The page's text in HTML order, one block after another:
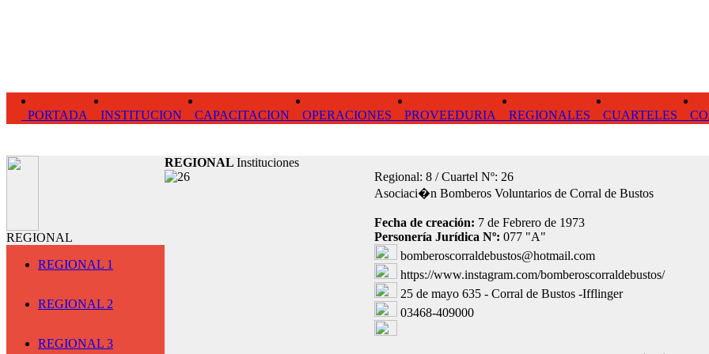
PORTADA INSTITUCION CAPACITACION OPERACIONES PROVEEDURIA REGIONALES CUARTELES
REGIONAL
REGIONAL 1
REGIONAL 2
REGIONAL 3
REGIONAL Instituciones
Regional: 8 / Cuartel Nº: 26
Asociaci�n Bomberos Voluntarios de Corral de Bustos
Fecha de creación: 7 de Febrero de 1973
Personería Jurídica Nº: 077 "A"
bomberoscorraldebustos@hotmail.com
https://www.instagram.com/bomberoscorraldebustos/
25 de mayo 635 - Corral de Bustos -Ifflinger
03468-409000